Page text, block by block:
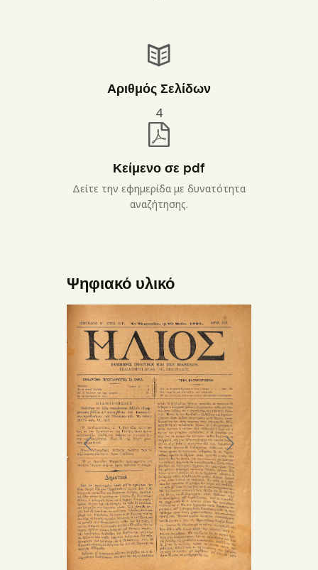
Αριθμός Σελίδων
4
Κείμενο σε pdf
Δείτε την εφημερίδα με δυνατότητα
αναζήτησης.
Ψηφιακό υλικό